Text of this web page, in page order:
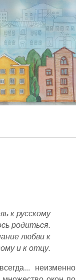
к русскому
родиться.
любви к
и к отцу.
неизменно